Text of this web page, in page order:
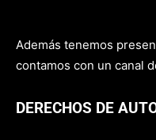
Además tenemos
contamos con un canal
DERECHOS DE